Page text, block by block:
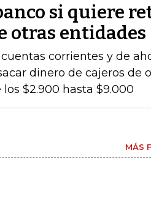
si quiere
otras entidades
corrientes y de
dinero de cajeros de
$2.900 hasta $9.000
MÁS